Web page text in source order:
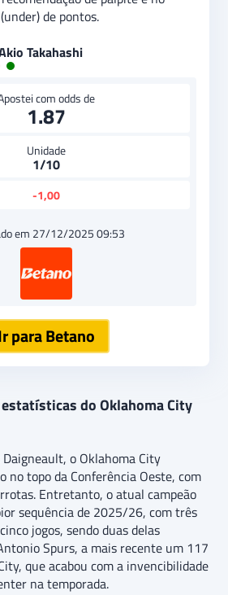
de pontos.
Takahashi
com odds de
1.87
Unidade
1/10
-1,00
em 27/12/2025 09:53
para Betano
do Oklahoma City
o Oklahoma City
no topo da Conferência Oeste, com
Entretanto, o atual campeão
sequência de 2025/26, com três
jogos, sendo duas delas
Spurs, a mais recente um 117
que acabou com a invencibilidade
na temporada.